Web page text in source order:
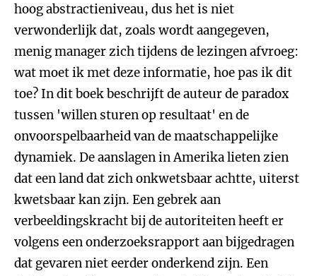
hoog abstractieniveau, dus het is niet
verwonderlijk dat, zoals wordt aangegeven,
menig manager zich tijdens de lezingen afvroeg:
wat moet ik met deze informatie, hoe pas ik dit
toe? In dit boek beschrijft de auteur de paradox
tussen 'willen sturen op resultaat' en de
onvoorspelbaarheid van de maatschappelijke
dynamiek. De aanslagen in Amerika lieten zien
dat een land dat zich onkwetsbaar achtte, uiterst
kwetsbaar kan zijn. Een gebrek aan
verbeeldingskracht bij de autoriteiten heeft er
volgens een onderzoeksrapport aan bijgedragen
dat gevaren niet eerder onderkend zijn. Een